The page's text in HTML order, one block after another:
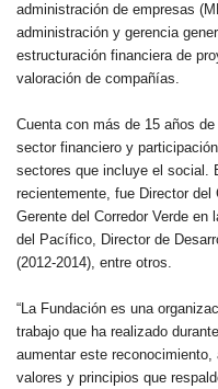
administración de empresas
administración y gerencia
estructuración financiera de
valoración de compañías.
Cuenta con más de 15 años
sector financiero y
sectores que incluye el social.
recientemente, fue Director del
Gerente del Corredor Verde en
del Pacífico, Director de
(2012-2014), entre otros.
“La Fundación es una
trabajo que ha realizado
aumentar este
valores y principios que